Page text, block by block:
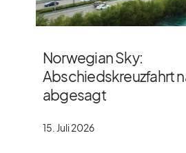
Norwegian Sky:
Abschiedskreuzfahrt
abgesagt
15. Juli 2026